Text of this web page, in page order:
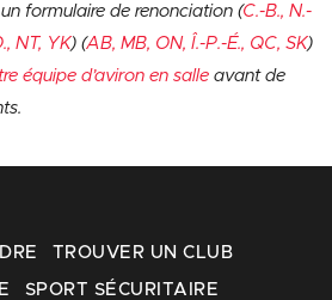
formulaire de renonciation (C.-B., N.-
NT, YK) (AB, MB, ON, Î.-P.-É., QC, SK)
équipe d’aviron en salle avant de
TROUVER UN CLUB
SPORT SÉCURITAIRE